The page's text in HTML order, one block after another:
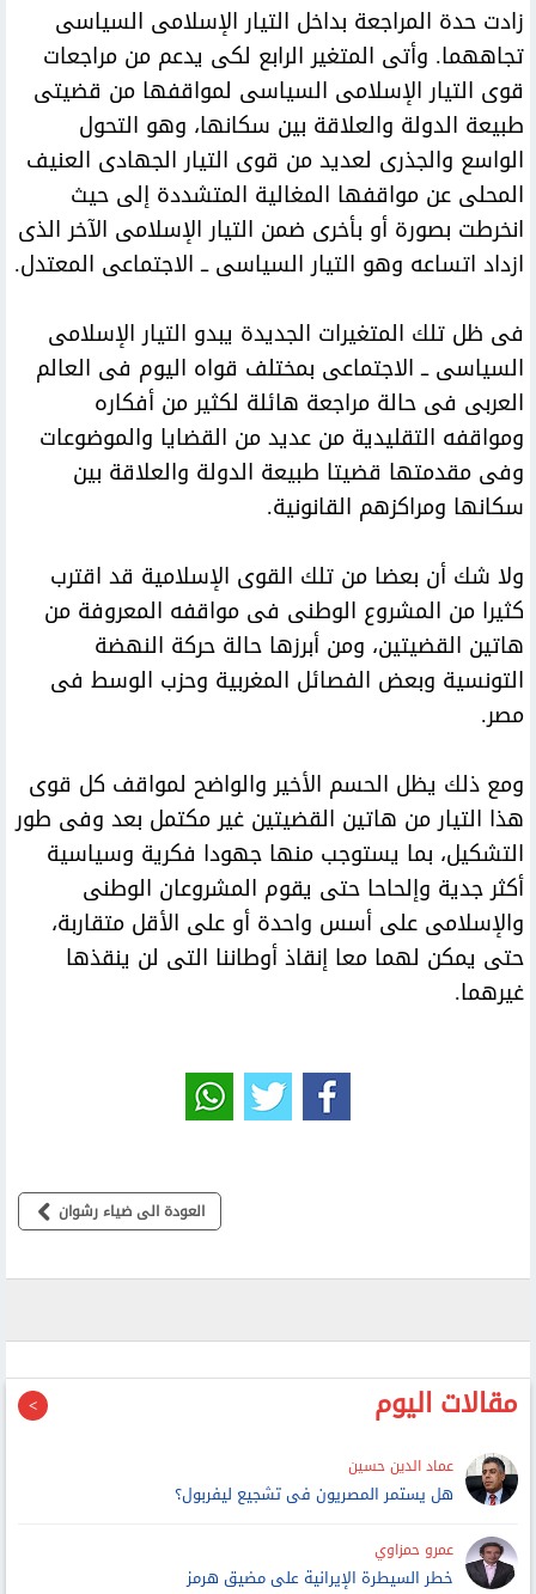
زادت حدة المراجعة بداخل التيار الإسلامى السياسى
تجاههما. وأتى المتغير الرابع لكى يدعم من مراجعات
قوى التيار الإسلامى السياسى لمواقفها من قضيتى
طبيعة الدولة والعلاقة بين سكانها، وهو التحول
الواسع والجذرى لعديد من قوى التيار الجهادى العنيف
المحلى عن مواقفها المغالية المتشددة إلى حيث
انخرطت بصورة أو بأخرى ضمن التيار الإسلامى الآخر الذى
ازداد اتساعه وهو التيار السياسى ــ الاجتماعى المعتدل.
فى ظل تلك المتغيرات الجديدة يبدو التيار الإسلامى
السياسى ــ الاجتماعى بمختلف قواه اليوم فى العالم
العربى فى حالة مراجعة هائلة لكثير من أفكاره
ومواقفه التقليدية من عديد من القضايا والموضوعات
وفى مقدمتها قضيتا طبيعة الدولة والعلاقة بين
سكانها ومراكزهم القانونية.
ولا شك أن بعضا من تلك القوى الإسلامية قد اقترب
كثيرا من المشروع الوطنى فى مواقفه المعروفة من
هاتين القضيتين، ومن أبرزها حالة حركة النهضة
التونسية وبعض الفصائل المغربية وحزب الوسط فى
مصر.
ومع ذلك يظل الحسم الأخير والواضح لمواقف كل قوى
هذا التيار من هاتين القضيتين غير مكتمل بعد وفى طور
التشكيل، بما يستوجب منها جهودا فكرية وسياسية
أكثر جدية وإلحاحا حتى يقوم المشروعان الوطنى
والإسلامى على أسس واحدة أو على الأقل متقاربة،
حتى يمكن لهما معا إنقاذ أوطاننا التى لن ينقذها
غيرهما.
العودة الى ضياء رشوان
مقالات اليوم
عماد الدين حسين
هل يستمر المصريون فى تشجيع ليفربول؟
عمرو حمزاوي
خطر السيطرة الإيرانية على مضيق هرمز